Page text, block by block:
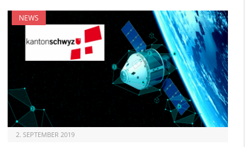
NEWS
2. SEPTEMBER 2019